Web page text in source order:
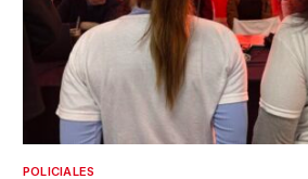
POLICIALES